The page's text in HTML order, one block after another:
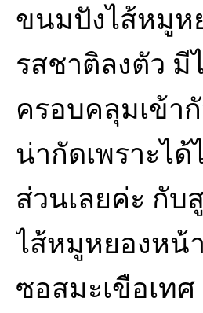
ขนมปังไส้หมูห
รสชาติลงตัว มี
ครอบคลุมเข้า
น่ากัดเพราะไ
ส่วนเลยค่ะ กับ
ไส้หมูหยองหน้
ซอสมะเขือเทศ